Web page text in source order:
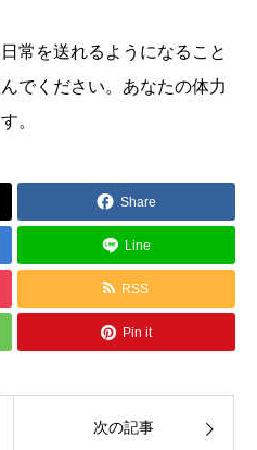
常を送れるようになること
でください。あなたの体力
。
Share
Line
RSS
Pin it
次の記事